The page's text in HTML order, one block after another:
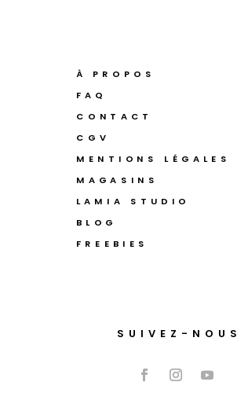
À PROPOS
FAQ
CONTACT
CGV
MENTIONS LÉGALES
MAGASINS
LAMIA STUDIO
BLOG
FREEBIES
SUIVEZ-NOUS